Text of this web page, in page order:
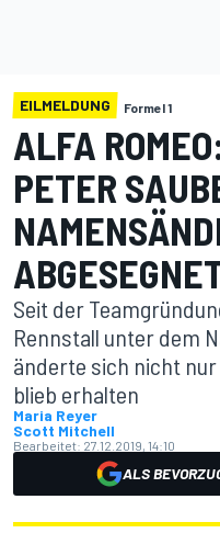
EILMELDUNG Formel 1
ALFA
PETER
Seit der
Rennstall unter dem
änderte sich nicht nur
blieb erhalten
Maria Reyer
Scott Mitchell
Bearbeitet: 27.12.2019, 14:10
ALS